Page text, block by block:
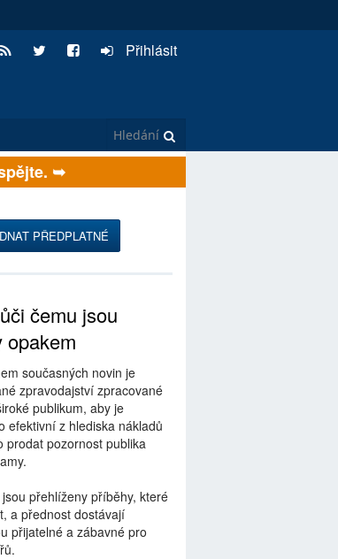
Přihlásit
➥
PŘEDPLATNÉ
čemu jsou
opakem
současných novin je
zpravodajství zpracované
publikum, aby je
efektivní z hlediska nákladů
prodat pozornost publika
přehlíženy příběhy, které
a přednost dostávají
přijatelné a zábavné pro